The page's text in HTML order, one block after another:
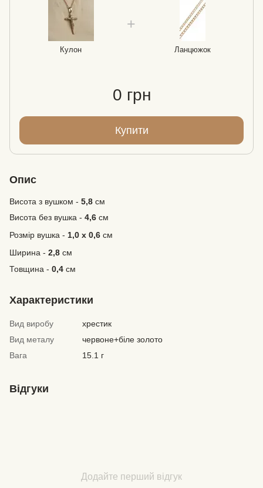
Кулон Ланцюжок
0 грн
Купити
Опис
Висота з вушком - 5,8 см
Висота без вушка - 4,6 см
Розмір вушка - 1,0 х 0,6 см
Ширина - 2,8 см
Товщина - 0,4 см
Характеристики
Вид виробу
хрестик
Вид металу
червоне+біле золото
Вага
15.1 г
Відгуки
Додайте перший відгук